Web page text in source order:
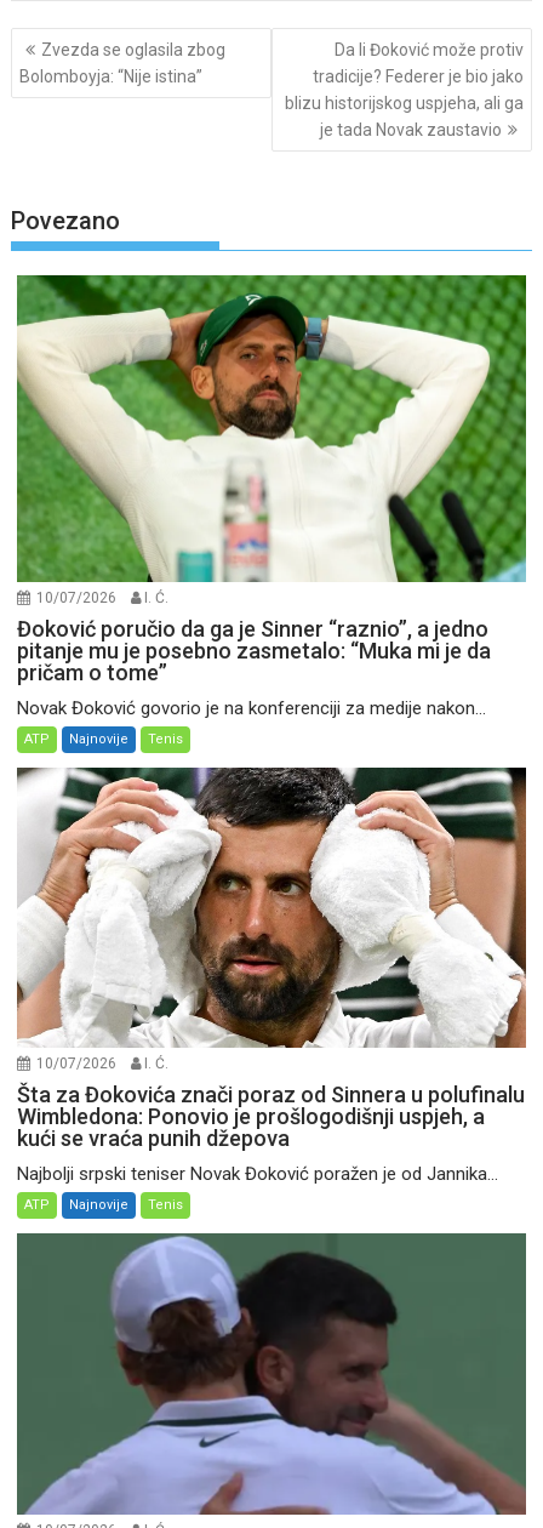
Post
navigation
Zvezda se oglasila zbog
Bolomboyja: “Nije istina”
Da li Đoković može protiv
tradicije? Federer je bio jako
blizu historijskog uspjeha, ali ga
je tada Novak zaustavio
Povezano
10/07/2026 I. Ć.
Đoković poručio da ga je Sinner “raznio”, a jedno
pitanje mu je posebno zasmetalo: “Muka mi je da
pričam o tome”
Novak Đoković govorio je na konferenciji za medije nakon...
ATP Najnovije Tenis
10/07/2026 I. Ć.
Šta za Đokovića znači poraz od Sinnera u polufinalu
Wimbledona: Ponovio je prošlogodišnji uspjeh, a
kući se vraća punih džepova
Najbolji srpski teniser Novak Đoković poražen je od Jannika...
ATP Najnovije Tenis